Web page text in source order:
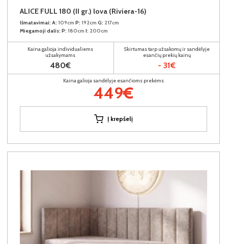
ALICE FULL 180 (II gr.) lova (Riviera-16)
Išmatavimai: A: 109cm P: 192cm G: 217cm
Miegamoji dalis: P: 180cm I: 200cm
Kaina galioja individualiems
užsakymams
480€
Skirtumas tarp užsakomų ir sandėlyje
esančių prekių kainų
- 31€
Kaina galioja sandėlyje esančioms prekėms
449€
Į krepšelį